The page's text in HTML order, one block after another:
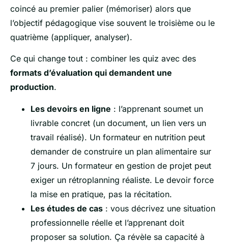
coincé au premier palier (mémoriser) alors que
l’objectif pédagogique vise souvent le troisième ou le
quatrième (appliquer, analyser).
Ce qui change tout : combiner les quiz avec des
formats d’évaluation qui demandent une
production.
Les devoirs en ligne : l’apprenant soumet un
livrable concret (un document, un lien vers un
travail réalisé). Un formateur en nutrition peut
demander de construire un plan alimentaire sur
7 jours. Un formateur en gestion de projet peut
exiger un rétroplanning réaliste. Le devoir force
la mise en pratique, pas la récitation.
Les études de cas : vous décrivez une situation
professionnelle réelle et l’apprenant doit
proposer sa solution. Ça révèle sa capacité à